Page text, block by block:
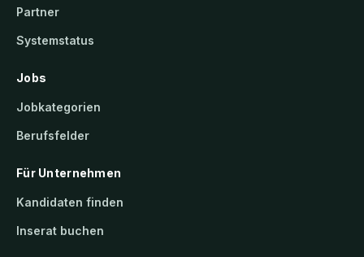
Partner
Systemstatus
Jobs
Jobkategorien
Berufsfelder
Für Unternehmen
Kandidaten finden
Inserat buchen